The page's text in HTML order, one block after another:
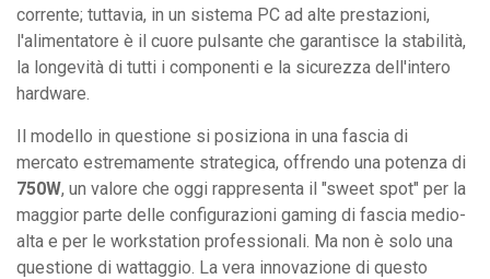
ultima
generazione.
quantità
corrente; tuttavia, in un sistema PC ad alte prestazioni,
l'alimentatore è il cuore pulsante che garantisce la stabilità,
la longevità di tutti i componenti e la sicurezza dell'intero
hardware.
Il modello in questione si posiziona in una fascia di
mercato estremamente strategica, offrendo una potenza di
750W, un valore che oggi rappresenta il "sweet spot" per la
maggior parte delle configurazioni gaming di fascia medio-
alta e per le workstation professionali. Ma non è solo una
questione di wattaggio. La vera innovazione di questo